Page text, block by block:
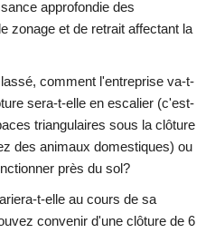
approfondie des
zonage et de retrait affectant la
comment l'entreprise va-t-
sera-t-elle en escalier (c'est-
triangulaires sous la clôture
des animaux domestiques) ou
près du sol?
t-elle au cours de sa
convenir d'une clôture de 6